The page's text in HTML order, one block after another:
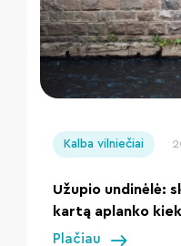
Kalba vilniečiai
Užupio undinėlė:
kartą aplanko
Plačiau